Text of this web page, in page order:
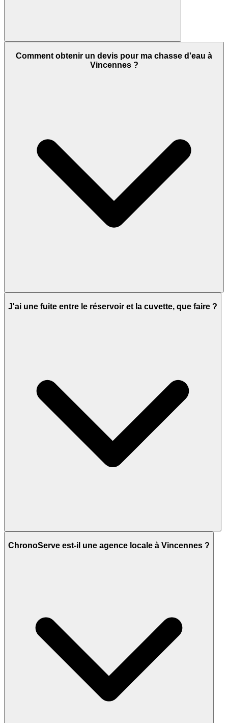
Comment obtenir un devis pour ma chasse d'eau à
Vincennes ?
J'ai une fuite entre le réservoir et la cuvette, que faire ?
ChronoServe est-il une agence locale à Vincennes ?